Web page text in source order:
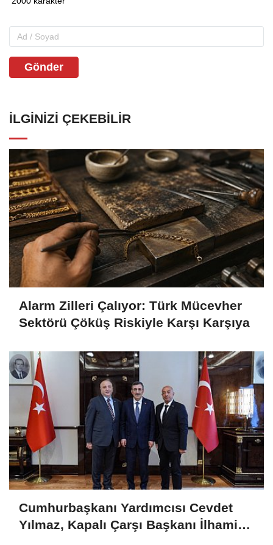
Gönder
İLGINIZI ÇEKEBILIR
Alarm Zilleri Çalıyor: Türk Mücevher
Sektörü Çöküş Riskiyle Karşı Karşıya
Cumhurbaşkanı Yardımcısı Cevdet
Yılmaz, Kapalı Çarşı Başkanı İlhami